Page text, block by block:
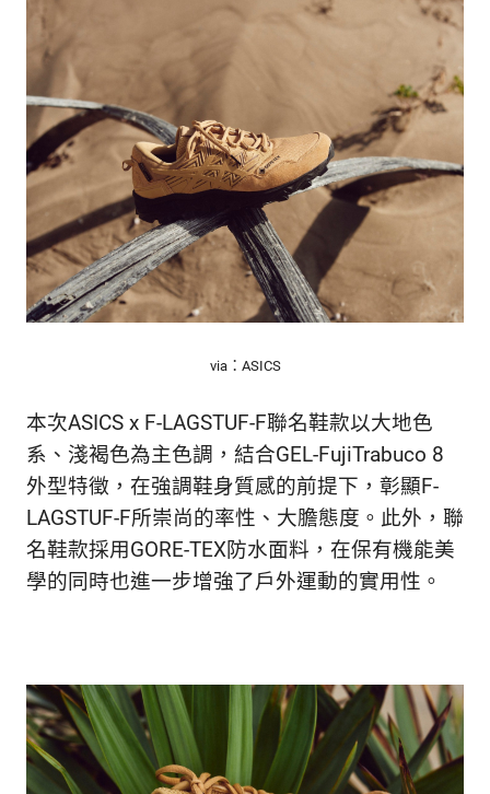
專
屬
的
生
度。
via：ASICS
本次ASICS x F-LAGSTUF-F聯名鞋款以大地色
系、淺褐色為主色調，結合GEL-FujiTrabuco 8
外型特徵，在強調鞋身質感的前提下，彰顯F-
LAGSTUF-F所崇尚的率性、大膽態度。此外，聯
名鞋款採用GORE-TEX防水面料，在保有機能美
學的同時也進一步增強了戶外運動的實用性。